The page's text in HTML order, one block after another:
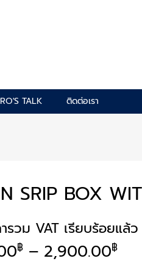
TALK ติดต่อเรา
SRIP BOX
รวม VAT เรียบร้อยแล้ว
฿ – 2,900.00฿